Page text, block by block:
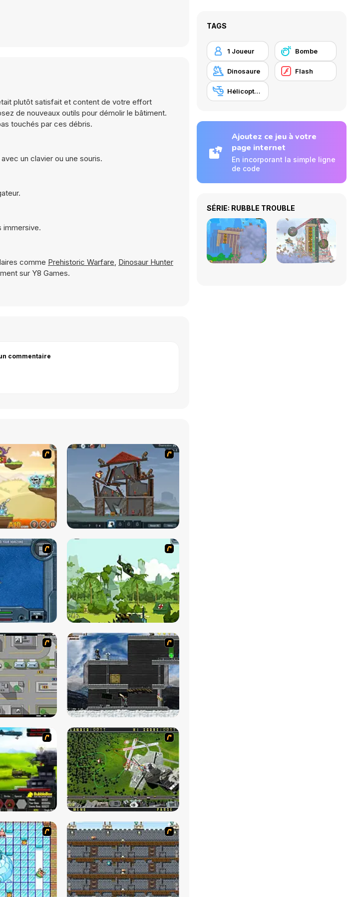
plutôt satisfait et content de votre effort
de nouveaux outils pour démolir le bâtiment.
touchés par ces débris.
un clavier ou une souris.
immersive.
comme Prehistoric Warfare, Dinosaur Hunter
sur Y8 Games.
commentaire
TAGS
1 Joueur Bombe
Dinosaure Flash
Hélicoptère
Ajoutez ce jeu à votre
page internet
En incorporant la simple ligne
de code
SÉRIE: RUBBLE TROUBLE